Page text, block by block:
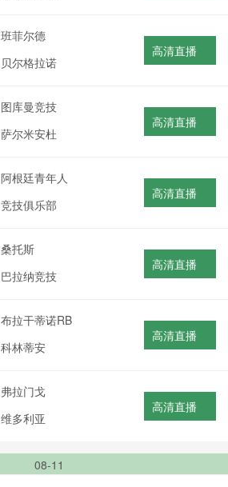
班菲尔德
贝尔格拉诺
高清直播
图库曼竞技
萨尔米安杜
高清直播
阿根廷青年人
竞技俱乐部
高清直播
桑托斯
巴拉纳竞技
高清直播
布拉干蒂诺RB
科林蒂安
高清直播
弗拉门戈
维多利亚
高清直播
08-11